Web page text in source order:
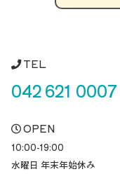
TEL
042 621 0007
OPEN
10:00-19:00
水曜日 年末年始休み